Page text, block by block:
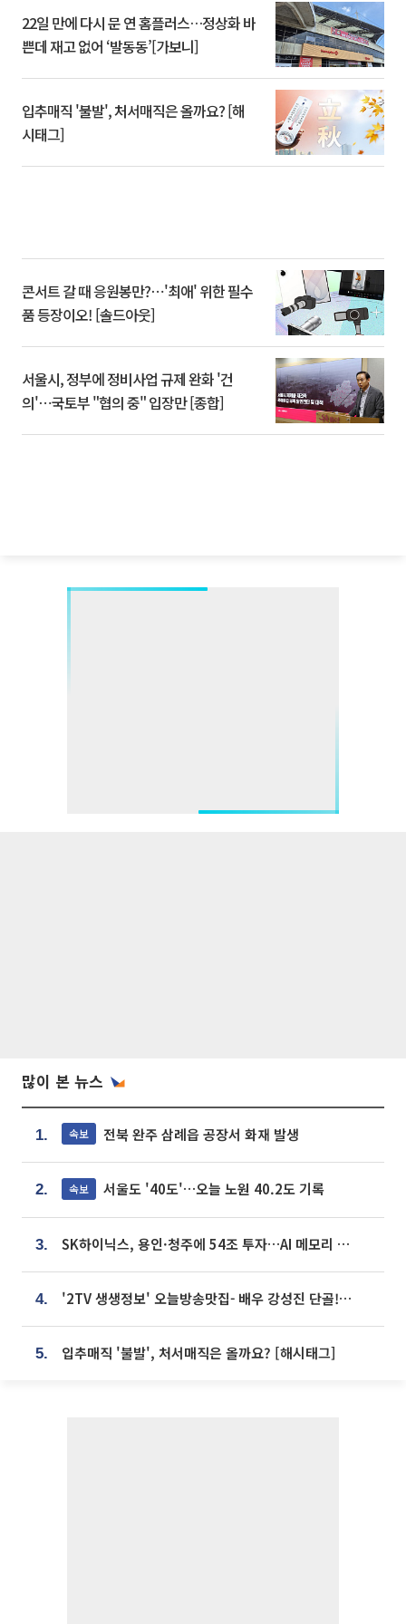
22일 만에 다시 문 연 홈플러스…정상화 바
쁜데 재고 없어 ‘발동동’[가보니]
입추매직 '불발', 처서매직은 올까요? [해
시태그]
콘서트 갈 때 응원봉만?⋯'최애' 위한 필수
품 등장이오! [솔드아웃]
서울시, 정부에 정비사업 규제 완화 '건
의'⋯국토부 "협의 중" 입장만 [종합]
많이 본 뉴스
1. 속보 전북 완주 삼례읍 공장서 화재 발생
2. 속보 서울도 '40도'…오늘 노원 40.2도 기록
3. SK하이닉스, 용인·청주에 54조 투자…AI 메모리 생산기지 키운다
4. '2TV 생생정보' 오늘방송맛집- 배우 강성진 단골! 쌀국수ㆍ푸팟퐁 커리 맛집 '블○○○'
5. 입추매직 '불발', 처서매직은 올까요? [해시태그]